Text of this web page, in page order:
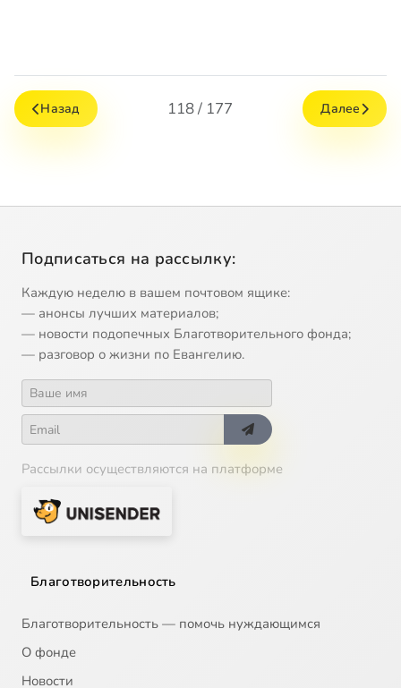
Назад 118 / 177 Далее
Подписаться на рассылку:
Каждую неделю в вашем почтовом ящике:
— анонсы лучших материалов;
— новости подопечных Благотворительного фонда;
— разговор о жизни по Евангелию.
Рассылки осуществляются на платформе
Благотворительность
Благотворительность — помочь нуждающимся
О фонде
Новости